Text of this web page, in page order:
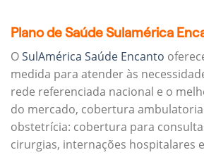
Plano de Saúde Sulamérica
OSulAmérica Saúde Encanto
medida para atender às
rede referenciada nacional e o
do mercado, cobertura
obstetrícia: cobertura para
cirurgias, internações hospitalares